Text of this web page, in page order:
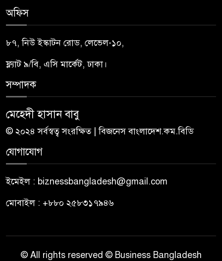
অফিস
৮৭, নিউ ইস্কাটন রোড, লেভেল-১০,
ফ্ল্যাট ৯/বি, এসি মার্কেট, ঢাকা।
সম্পাদক
মেহেদী হাসান বাবু
© ২০২৪ সর্বস্বত্ব সংরক্ষিত | বিজনেস বাংলাদেশ.কম.বিডি
যোগাযোগ
ইমেইল : biznessbangladesh@gmail.com
মোবাইল : +৮৮০ ২৫৮৩১৭৯৪৬
© All rights reserved © Business Bangladesh